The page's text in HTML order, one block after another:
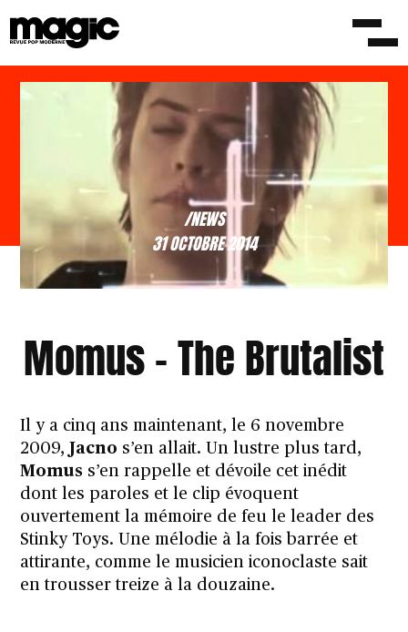
/NEWS
31 OCTOBRE 2014
Momus – The Brutalist
Il y a cinq ans maintenant, le 6 novembre
2009, Jacno s’en allait. Un lustre plus tard,
Momus s’en rappelle et dévoile cet inédit
dont les paroles et le clip évoquent
ouvertement la mémoire de feu le leader des
Stinky Toys. Une mélodie à la fois barrée et
attirante, comme le musicien iconoclaste sait
en troussertreize à la douzaine.